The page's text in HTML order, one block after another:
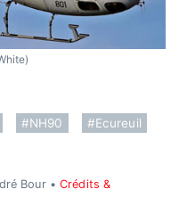
#NH90
#Ecureuil
Bour •Crédits &